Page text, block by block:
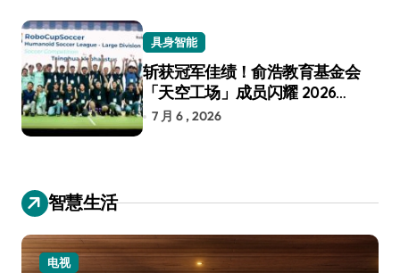
具身智能
斩获冠军佳绩！俞浩教育基金会
「天空工场」成员闪耀 2026
RoboCup 机器人世界杯
7 月 6 , 2026
智慧生活
电视